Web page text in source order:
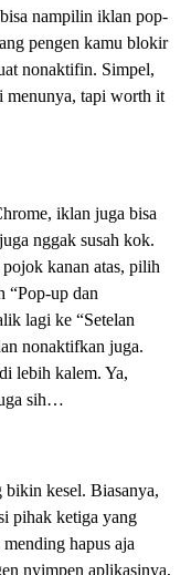
nampilin iklan pop-
pengen kamu blokir
nonaktifin. Simpel,
menunya, tapi worth it
iklan juga bisa
nggak susah kok.
kanan atas, pilih
“Pop-up dan
lagi ke “Setelan
nonaktifkan juga.
lebih kalem. Ya,
sih…
kesel. Biasanya,
pihak ketiga yang
hapus aja
nyimpen aplikasinya,